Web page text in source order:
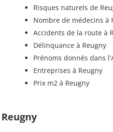
Risques naturels de
Nombre de médecins à
Accidents de la route à
Délinquance à Reugny
Prénoms donnés dans
Entreprises à Reugny
Prix m2 à Reugny